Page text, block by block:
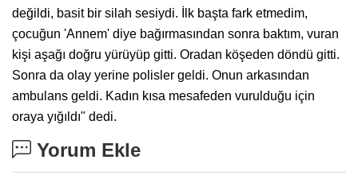
değildi, basit bir silah sesiydi. İlk başta fark etmedim,
çocuğun 'Annem' diye bağırmasından sonra baktım, vuran
kişi aşağı doğru yürüyüp gitti. Oradan köşeden döndü gitti.
Sonra da olay yerine polisler geldi. Onun arkasından
ambulans geldi. Kadın kısa mesafeden vurulduğu için
oraya yığıldı" dedi.
Yorum Ekle